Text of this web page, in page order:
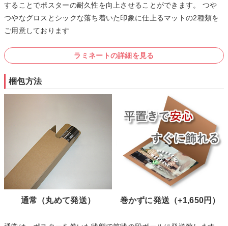
することでポスターの耐久性を向上させることができます。 つや
つやなグロスとシックな落ち着いた印象に仕上るマットの2種類を
ご用意しております
ラミネートの詳細を見る
梱包方法
通常（丸めて発送） 巻かずに発送（+1,650円）